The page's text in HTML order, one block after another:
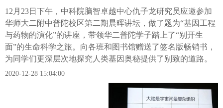
12月23日下午，中科院脑智卓越中心仇子龙研究员应邀参加
华师大二附中普陀校区第二期晨晖讲坛，做了题为“基因工程
与药物的演化”的讲座，带领华二普陀学子踏上了“别开生
面”的生命科学之旅。向各班和图书馆赠送了签名版畅销书，
为同学们更深层次地探究人类基因奥秘提供了别致的道路。
2020-12-28 15:04:00